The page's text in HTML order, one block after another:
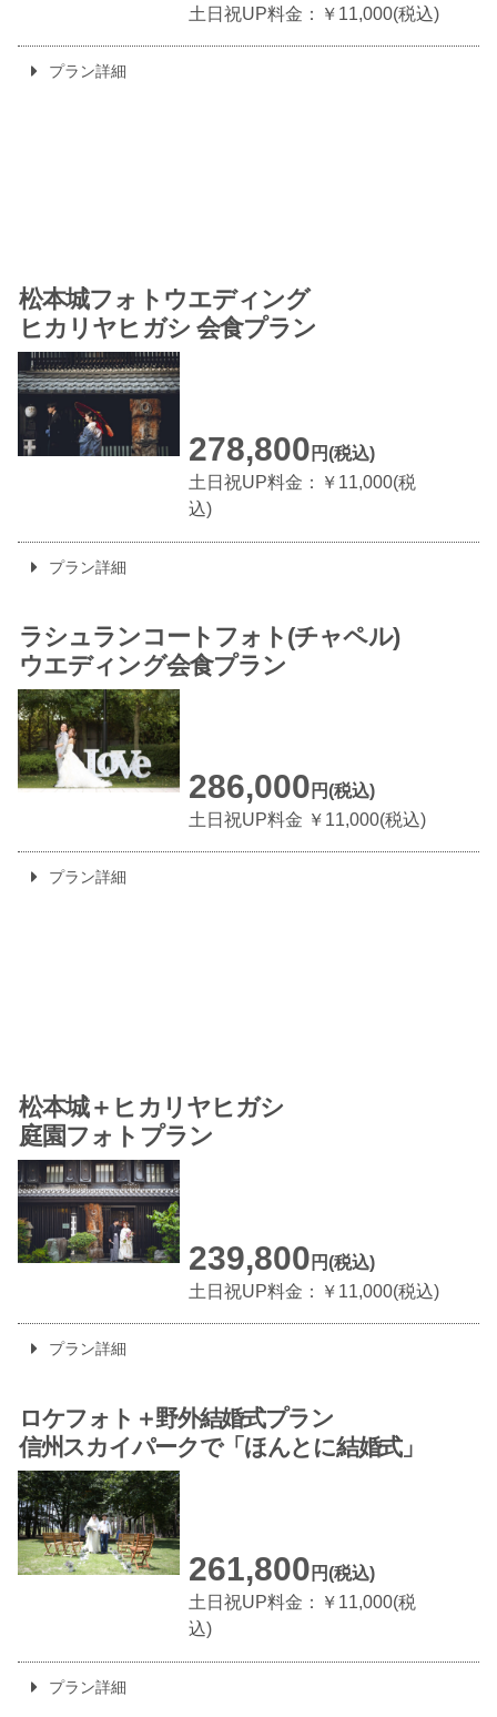
土日祝UP料金：￥11,000(税込)
プラン詳細
松本城フォトウエディング
ヒカリヤヒガシ 会食プラン
278,800 円(税込)
土日祝UP料金：￥11,000(税
込)
プラン詳細
ラシュランコートフォト (チャペル)
ウエディング会食プラン
286,000 円(税込)
土日祝UP料金 ￥11,000(税込)
プラン詳細
松本城＋ヒカリヤヒガシ
庭園フォトプラン
239,800 円(税込)
土日祝UP料金：￥11,000(税込)
プラン詳細
ロケフォト＋野外結婚式プラン
信州スカイパークで「ほんとに結婚式」
261,800 円(税込)
土日祝UP料金：￥11,000(税
込)
プラン詳細